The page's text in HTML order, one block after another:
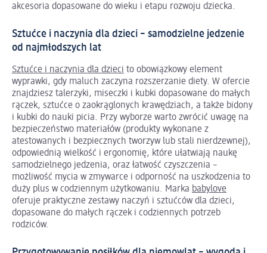
akcesoria dopasowane do wieku i etapu rozwoju dziecka.
Sztućce i naczynia dla dzieci – samodzielne jedzenie
od najmłodszych lat
Sztućce i naczynia dla dzieci to obowiązkowy element
wyprawki, gdy maluch zaczyna rozszerzanie diety. W ofercie
znajdziesz talerzyki, miseczki i kubki dopasowane do małych
rączek, sztućce o zaokrąglonych krawędziach, a także bidony
i kubki do nauki picia. Przy wyborze warto zwrócić uwagę na
bezpieczeństwo materiałów (produkty wykonane z
atestowanych i bezpiecznych tworzyw lub stali nierdzewnej),
odpowiednią wielkość i ergonomię, które ułatwiają naukę
samodzielnego jedzenia, oraz łatwość czyszczenia –
możliwość mycia w zmywarce i odporność na uszkodzenia to
duży plus w codziennym użytkowaniu. Marka babylove
oferuje praktyczne zestawy naczyń i sztućców dla dzieci,
dopasowane do małych rączek i codziennych potrzeb
rodziców.